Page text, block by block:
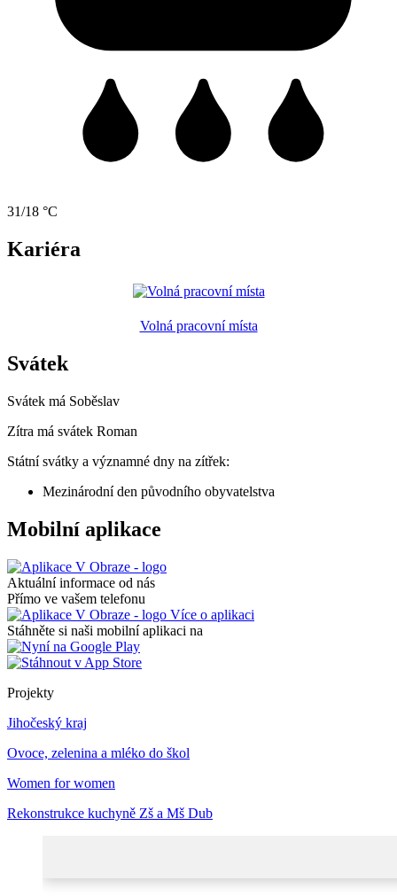
31/18 °C
Kariéra
Volná pracovní místa
Svátek
Svátek má Soběslav
Zítra má svátek Roman
Státní svátky a významné dny na zítřek:
Mezinárodní den původního obyvatelstva
Mobilní aplikace
Aktuální informace od nás
Přímo ve vašem telefonu
Více o aplikaci
Stáhněte si naši mobilní aplikaci na
Projekty
Jihočeský kraj
Ovoce, zelenina a mléko do škol
Women for women
Rekonstrukce kuchyně Zš a Mš Dub